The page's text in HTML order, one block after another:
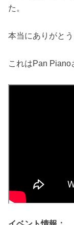
た。
本当にありがとう
これはPan Piano